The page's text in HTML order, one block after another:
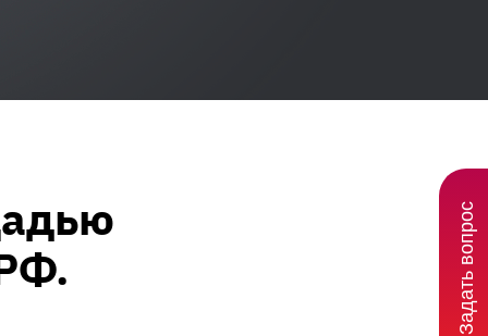
Задать вопрос